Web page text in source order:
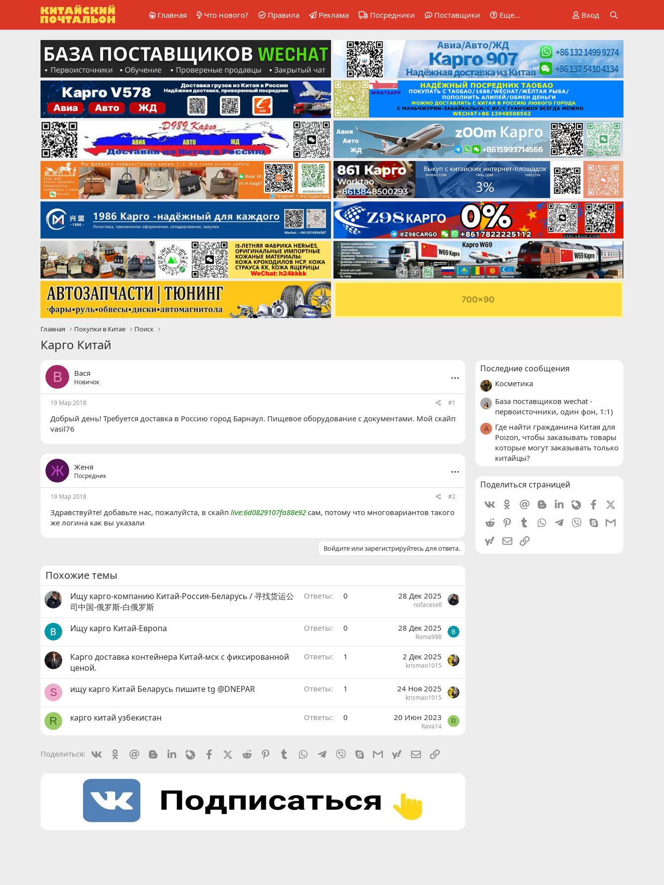
Главная Что нового? Правила Реклама Посредники Поставщики Еще... Вход
Главная Покупки в Китае Поиск
Карго Китай
В Вася
Новичок ...
19 Мар 2018 #1
Добрый день! Требуется доставка в Россию город Барнаул. Пищевое оборудование с документами. Мой скайп
vasil76
Ж Женя
Посредник ...
19 Мар 2018 #2
Здравствуйте! добавьте нас, пожалуйста, в скайп live:6d0829107fa88e92 сам, потому что многовариантов такого
же логина как вы указали
Войдите или зарегистрируйтесь для ответа.
Похожие темы
Ищу карго-компанию Китай-Россия-Беларусь / 寻找货运公
司中国-俄罗斯-白俄罗斯
Ответы 0 28 Дек 2025
nofacesell
Ищу карго Китай-Европа Ответы 0 28 Дек 2025
Roma998
Карго доставка контейнера Китай-мск с фиксированной
ценой.
Ответы 1 2 Дек 2025
krismao1015
S ищу карго Китай Беларусь пишите tg @DNEPAR Ответы 1 24 Ноя 2025
krismao1015
R карго китай узбекистан Ответы 0 20 Июн 2023
Rava14
R
Поделиться: VkontakteOdnoklassniki
Mail.ru BloggerLinkedinLivejournalFacebookX (Twitter)
Reddit PinterestTumblr WhatsAppTelegram
Viber SkypeGmailyahoomailЭлектронная почта
Последние сообщения
Косметика
База поставщиков wechat -
первоисточники, один фон, 1:1)
A
Где найти гражданина Китая для
Poizon, чтобы заказывать товары
которые могут заказывать только
китайцы?
Поделиться страницей
VkontakteOdnoklassniki
Mail.ru BloggerLinkedin
LivejournalFacebook
Reddit PinterestTumblr WhatsAppTelegram
Viber SkypeGmail
yahoomailЭлектронная почта